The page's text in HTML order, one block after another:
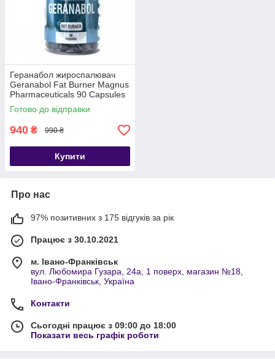
Геранабол жироспалювач
Geranabol Fat Burner Magnus
Pharmaceuticals 90 Capsules
Готово до відправки
940 ₴ 990 ₴
Купити
Про нас
97% позитивних з 175 відгуків за рік
Працює з 30.10.2021
м. Івано-Франківськ
вул. Любомира Гузара, 24а, 1 поверх, магазин №18,
Івано-Франківськ, Україна
Контакти
Сьогодні працює з 09:00 до 18:00
Показати весь графік роботи